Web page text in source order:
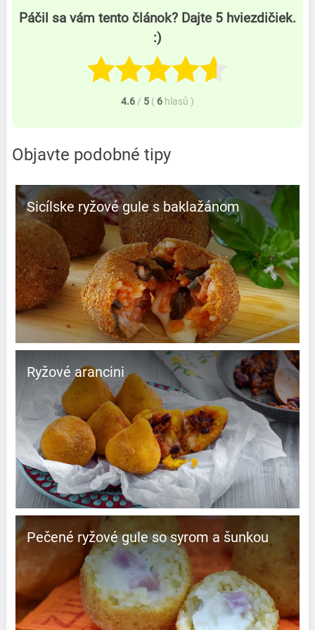
Páčil sa vám tento článok? Dajte 5 hviezdičiek.
:)
4.6 / 5 ( 6 hlasů )
Objavte podobné tipy
Sicílske ryžové gule s baklažánom
Ryžové arancini
Pečené ryžové gule so syrom a šunkou